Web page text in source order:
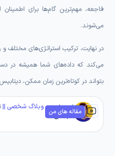
فاجعه، مهم‌ترین گام‌ها برای اطمینان
می‌شوند.
در نهایت، ترکیب استراتژی‌های مختلف و
می‌کند که داده‌های شما همیشه در
بتواند در کوتاه‌ترین زمان ممکن، دیتابیس را
ارسطو
عباسی
مقاله های من
وبلاگ شخصی ||